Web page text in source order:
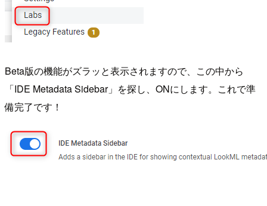
Beta版の機能がズラッと表示されますので、この中から
「IDE Metadata Sidebar」を探し、ONにします。これで準
備完了です！